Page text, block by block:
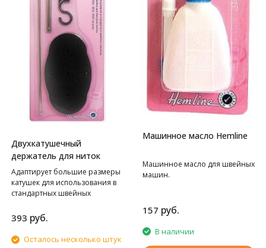
Двухкатушечный
держатель для ниток
Адаптирует большие размеры
катушек для использования в
стандартных швейных
393 руб.
Осталось несколько штук
Машинное масло Hemline
Машинное масло для швейных
машин.
157 руб.
В наличии